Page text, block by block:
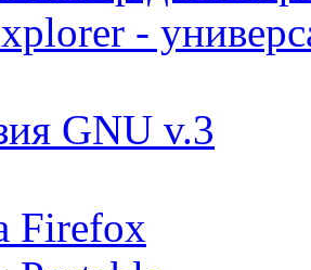
-
GNU v.3
Firefox